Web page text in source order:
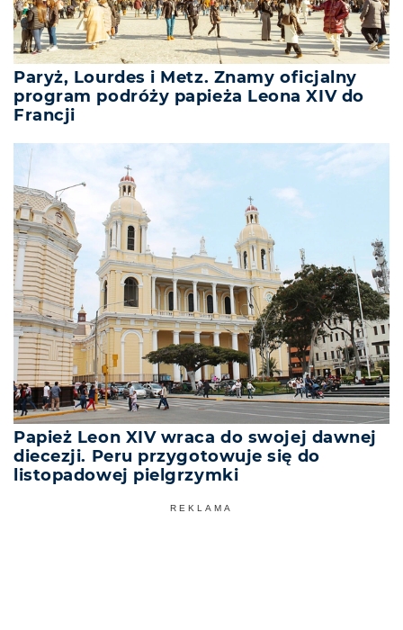
Paryż, Lourdes i Metz. Znamy oficjalny
program podróży papieża Leona XIV do
Francji
Papież Leon XIV wraca do swojej dawnej
diecezji. Peru przygotowuje się do
listopadowej pielgrzymki
REKLAMA